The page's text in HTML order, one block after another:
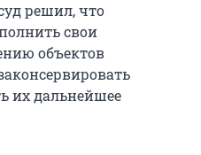
решил, что
свои
объектов
их дальнейшее